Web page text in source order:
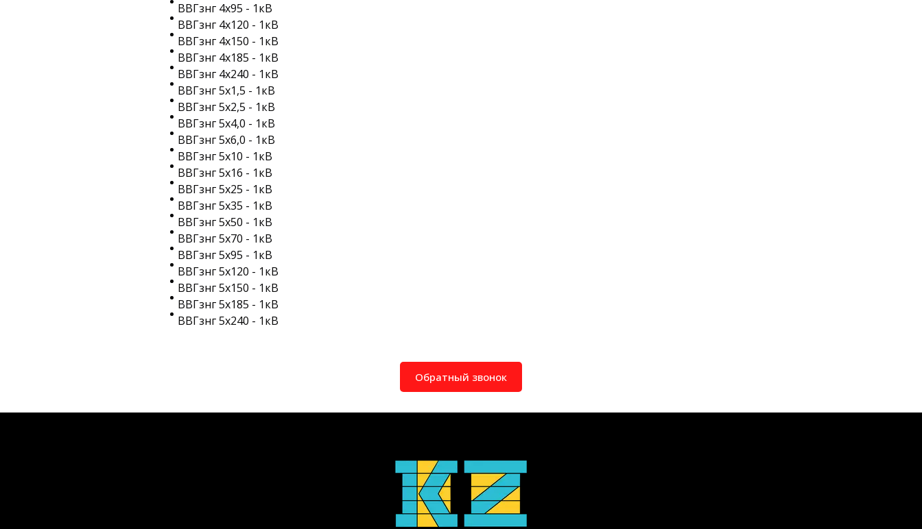
ВВГзнг 4х95 - 1кВ
ВВГзнг 4х120 - 1кВ
ВВГзнг 4х150 - 1кВ
ВВГзнг 4х185 - 1кВ
ВВГзнг 4х240 - 1кВ
ВВГзнг 5х1,5 - 1кВ
ВВГзнг 5х2,5 - 1кВ
ВВГзнг 5х4,0 - 1кВ
ВВГзнг 5х6,0 - 1кВ
ВВГзнг 5х10 - 1кВ
ВВГзнг 5х16 - 1кВ
ВВГзнг 5х25 - 1кВ
ВВГзнг 5х35 - 1кВ
ВВГзнг 5х50 - 1кВ
ВВГзнг 5х70 - 1кВ
ВВГзнг 5х95 - 1кВ
ВВГзнг 5х120 - 1кВ
ВВГзнг 5х150 - 1кВ
ВВГзнг 5х185 - 1кВ
ВВГзнг 5х240 - 1кВ
Обратный звонок